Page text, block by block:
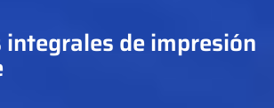
integrales de impresión